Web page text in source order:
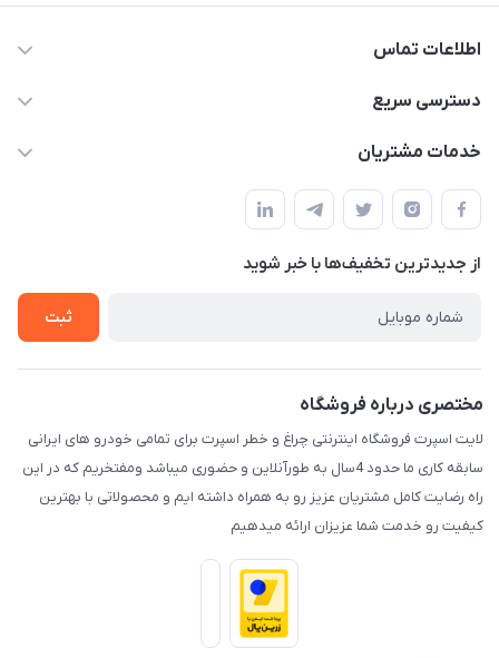
اطلاعات تماس
09012926386
دسترسی سریع
حساب کاربری
لیست محصولات
درباره ما
خدمات مشتریان
قوانین و مقررات
حریم خصوصی
راهنما
از جدید‌ترین تخفیف‌ها با‌ خبر شوید
ثبت
مختصری درباره فروشگاه
لایت اسپرت فروشگاه اینترنتی چراغ و خطر اسپرت برای تمامی خودرو های ایرانی
سابقه کاری ما حدود 4سال به طورآنلاین و حضوری میباشد ومفتخریم که در این
راه رضایت کامل مشتریان عزیز رو به همراه داشته ایم و محصولاتی با بهترین
کیفیت رو خدمت شما عزیزان ارائه میدهیم